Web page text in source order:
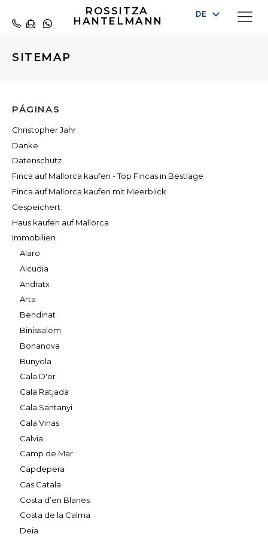
ROSSITZA
HANTELMANN
DE
SITEMAP
PÁGINAS
Christopher Jahr
Danke
Datenschutz
Finca auf Mallorca kaufen - Top Fincas in Bestlage
Finca auf Mallorca kaufen mit Meerblick
Gespeichert
Haus kaufen auf Mallorca
Immobilien
Alaro
Alcudia
Andratx
Arta
Bendinat
Binissalem
Bonanova
Bunyola
Cala D'or
Cala Ratjada
Cala Santanyi
Cala Vinas
Calvia
Camp de Mar
Capdepera
Cas Catala
Costa d’en Blanes
Costa de la Calma
Deia